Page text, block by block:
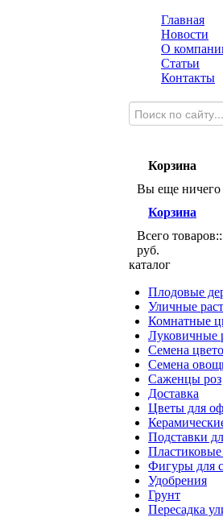
Главная
Новости
О
Статьи
Контакты
Корзина
Вы еще ничего
Корзина
Всего товаров::
руб.
каталог
Плодовые
Уличные
Комнатные
Луковичные
Семена
Семена
Саженцы роз
Доставка
Цветы для
Подставки
Фигуры для
Удобрения
Грунт
Пересадка